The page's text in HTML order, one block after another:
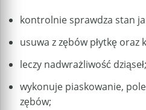
kontrolnie sprawdza stan
usuwa z zębów płytkę oraz
leczy nadwrażliwość dziąseł;
wykonuje piaskowanie,
zębów;